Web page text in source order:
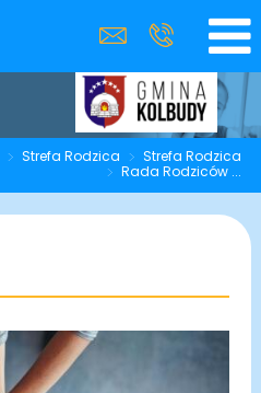
> Strefa Rodzica > Strefa Rodzica
> Rada Rodziców ...